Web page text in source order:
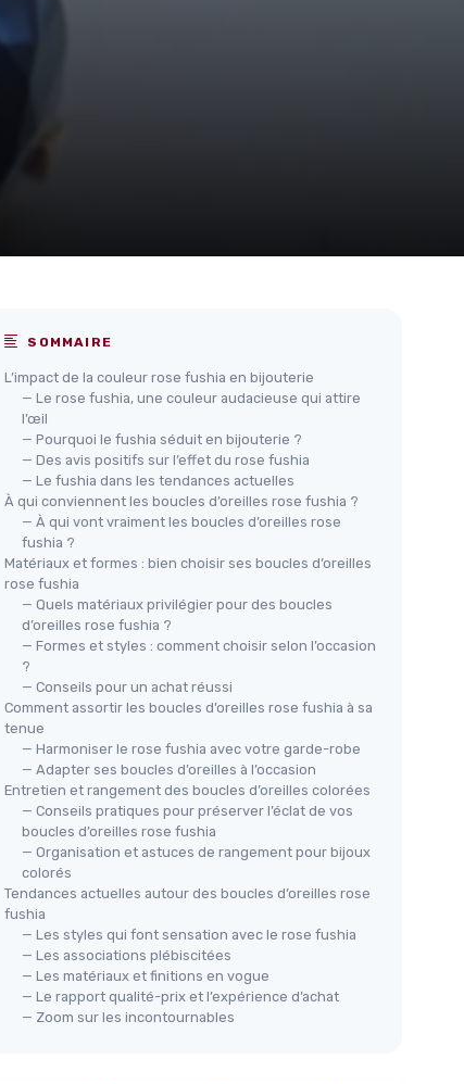
SOMMAIRE
L’impact de la couleur rose fushia en bijouterie
— Le rose fushia, une couleur audacieuse qui attire
l’œil
— Pourquoi le fushia séduit en bijouterie ?
— Des avis positifs sur l’effet du rose fushia
— Le fushia dans les tendances actuelles
À qui conviennent les boucles d’oreilles rose fushia ?
— À qui vont vraiment les boucles d’oreilles rose
fushia ?
Matériaux et formes : bien choisir ses boucles d’oreilles
rose fushia
— Quels matériaux privilégier pour des boucles
d’oreilles rose fushia ?
— Formes et styles : comment choisir selon l’occasion
?
— Conseils pour un achat réussi
Comment assortir les boucles d’oreilles rose fushia à sa
tenue
— Harmoniser le rose fushia avec votre garde-robe
— Adapter ses boucles d’oreilles à l’occasion
Entretien et rangement des boucles d’oreilles colorées
— Conseils pratiques pour préserver l’éclat de vos
boucles d’oreilles rose fushia
— Organisation et astuces de rangement pour bijoux
colorés
Tendances actuelles autour des boucles d’oreilles rose
fushia
— Les styles qui font sensation avec le rose fushia
— Les associations plébiscitées
— Les matériaux et finitions en vogue
— Le rapport qualité-prix et l’expérience d’achat
— Zoom sur les incontournables